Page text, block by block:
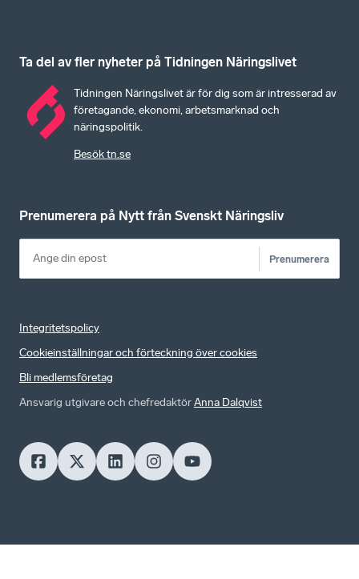
Ta del av fler nyheter på Tidningen Näringslivet
Tidningen Näringslivet är för dig som är intresserad av
företagande, ekonomi, arbetsmarknad och
näringspolitik.
Besök tn.se
Prenumerera på Nytt från Svenskt Näringsliv
Prenumerera
Integritetspolicy
Cookieinställningar och förteckning över cookies
Bli medlemsföretag
Ansvarig utgivare och chefredaktörAnna Dalqvist